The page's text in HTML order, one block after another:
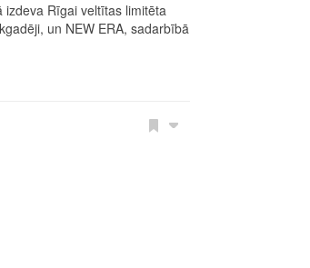
izdeva Rīgai veltītas limitēta
un NEW ERA, sadarbībā